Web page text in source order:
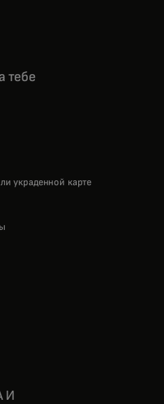
тебе
украденной карте
new tab
И